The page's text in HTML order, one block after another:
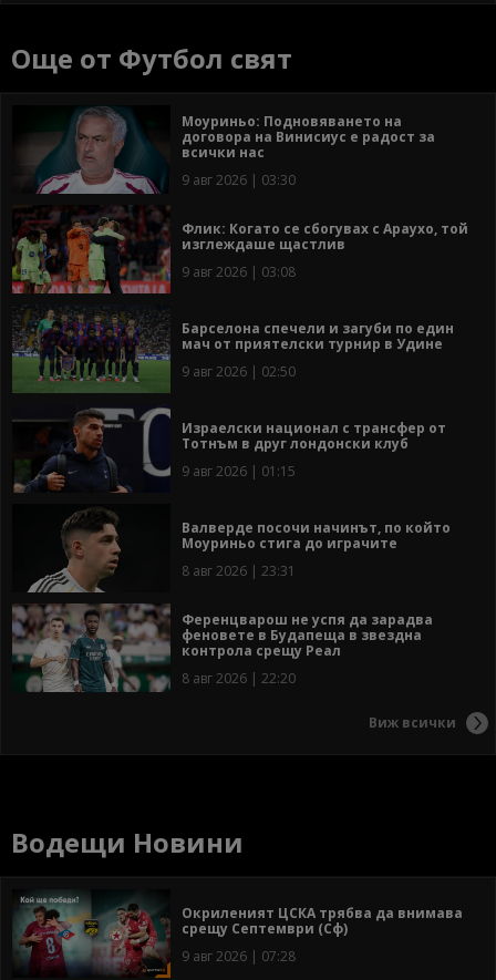
Още от Футбол свят
Моуриньо: Подновяването на
договора на Винисиус е радост за
всички нас
9 авг 2026 | 03:30
Флик: Когато се сбогувах с Араухо, той
изглеждаше щастлив
9 авг 2026 | 03:08
Барселона спечели и загуби по един
мач от приятелски турнир в Удине
9 авг 2026 | 02:50
Израелски национал с трансфер от
Тотнъм в друг лондонски клуб
9 авг 2026 | 01:15
Валверде посочи начинът, по който
Моуриньо стига до играчите
8 авг 2026 | 23:31
Ференцварош не успя да зарадва
феновете в Будапеща в звездна
контрола срещу Реал
8 авг 2026 | 22:20
Виж всички
Водещи Новини
Окриленият ЦСКА трябва да внимава
срещу Септември (Сф)
9 авг 2026 | 07:28